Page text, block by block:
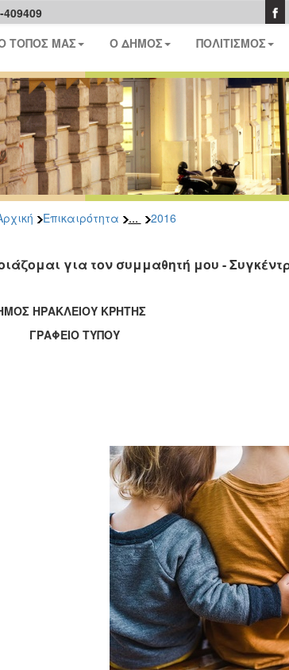
ΤΟΠΟΣ ΜΑΣ Ο ΔΗΜΟΣ ΠΟΛΙΤΙΣΜΟΣ
Επικαιρότητα ... 2016
για τον συμμαθητή μου -
ΗΡΑΚΛΕΙΟΥ ΚΡΗΤΗΣ
ΤΥΠΟΥ